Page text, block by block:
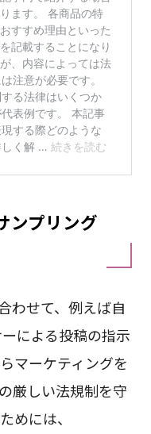
ンプリング
わせて、例えば自
による投稿の指示
マーケティングを
厳しい法規制を守
めには、